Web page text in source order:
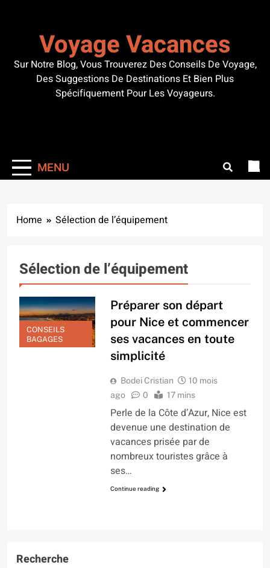
Voyage Vacances
Sur Notre Blog, Vous Trouverez Des Conseils De Voyage,
Des Suggestions De Destinations Et Bien Plus
Spécifiquement Pour Les Voyageurs.
MENU
Home Sélection de l’équipement
Sélection de l’équipement
CONSEILS
BAGAGES
Préparer son départ
pour Nice et commencer
ses vacances en toute
simplicité
Bodei Cristian
10 mois
ago
0 17 mins
Perle de la Côte d’Azur, Nice est
devenue une destination de
vacances prisée par de
nombreux touristes grâce à
ses…
Continue reading
Recherche